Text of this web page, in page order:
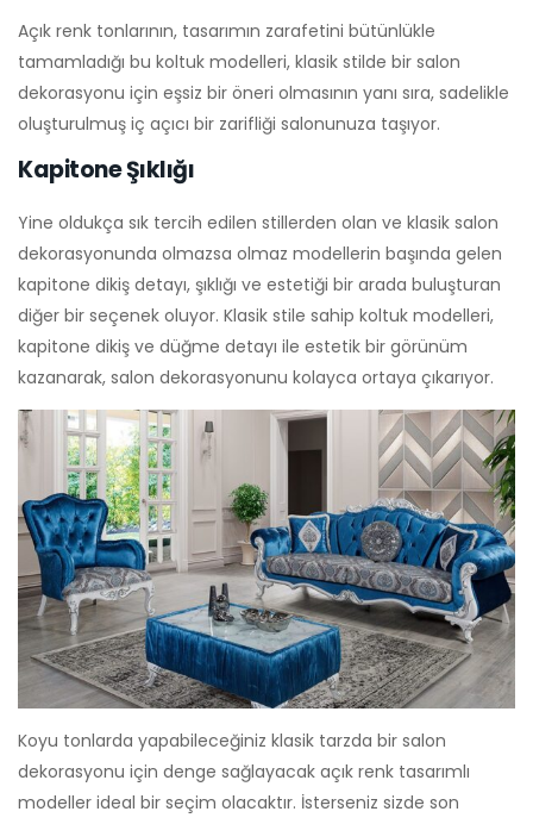
Açık renk tonlarının, tasarımın zarafetini bütünlükle
tamamladığı bu koltuk modelleri, klasik stilde bir salon
dekorasyonu için eşsiz bir öneri olmasının yanı sıra, sadelikle
oluşturulmuş iç açıcı bir zarifliği salonunuza taşıyor.
Kapitone Şıklığı
Yine oldukça sık tercih edilen stillerden olan ve klasik salon
dekorasyonunda olmazsa olmaz modellerin başında gelen
kapitone dikiş detayı, şıklığı ve estetiği bir arada buluşturan
diğer bir seçenek oluyor. Klasik stile sahip koltuk modelleri,
kapitone dikiş ve düğme detayı ile estetik bir görünüm
kazanarak, salon dekorasyonunu kolayca ortaya çıkarıyor.
Koyu tonlarda yapabileceğiniz klasik tarzda bir salon
dekorasyonu için denge sağlayacak açık renk tasarımlı
modeller ideal bir seçim olacaktır. İsterseniz sizde son